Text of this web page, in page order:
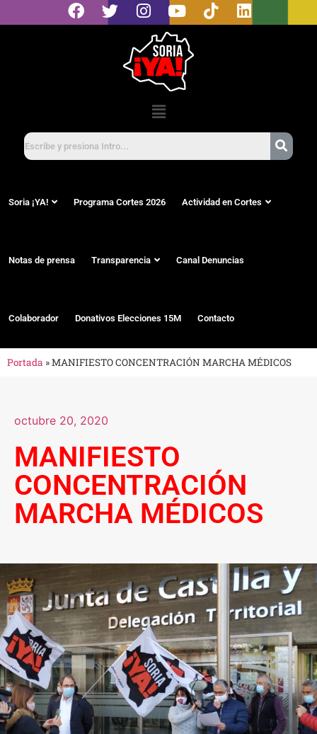
Soria ¡YA! Programa Cortes 2026 Actividad en Cortes
Notas de prensa Transparencia Canal Denuncias
Colaborador Donativos Elecciones 15M Contacto
Portada »MANIFIESTO CONCENTRACIÓN MARCHA MÉDICOS
octubre 20, 2020
MANIFIESTO
CONCENTRACIÓN
MARCHA MÉDICOS